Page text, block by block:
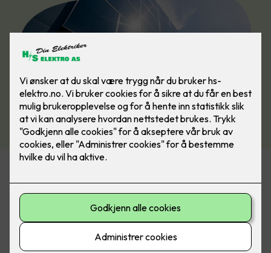
seg godt til solceller
- det viser pilotprosjektet hos Akershus